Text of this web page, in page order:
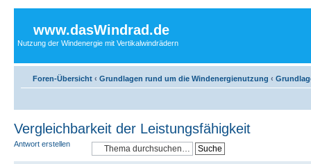
www.dasWindrad.de
Nutzung der Windenergie mit Vertikalwindrädern
Foren-Übersicht ‹ Grundlagen rund um die Windenergienutzung ‹
Vergleichbarkeit der Leistungsfähigkeit
Antwort erstellen